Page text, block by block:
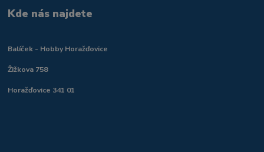
Kde nás najdete
Balíček - Hobby Horažďovice
Žižkova 758
Horažďovice 341 01